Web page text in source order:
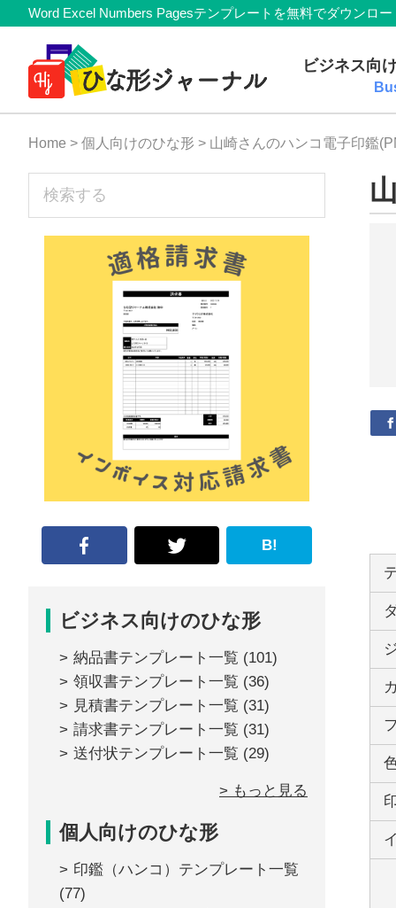
Skip
primary
navigation
Skip
content
Skip
primary
sidebar
Skip
footer
Member
Navigation
Word Excel Numbers Pagesテンプレートを無料でダウンロ
料
テ
ン
レ
形
ジ
ャ
ー
ナ
ビジネス向
Home > 個人向けのひな形 > 山崎さんのハンコ電子印鑑
sidebar
B!
ビジネス向けのひな形
納品書テンプレート一覧 (101)
領収書テンプレート一覧 (36)
見積書テンプレート一覧 (31)
請求書テンプレート一覧 (31)
送付状テンプレート一覧 (29)
> もっと見る
個人向けのひな形
印鑑（ハンコ）テンプレート一覧
(77)